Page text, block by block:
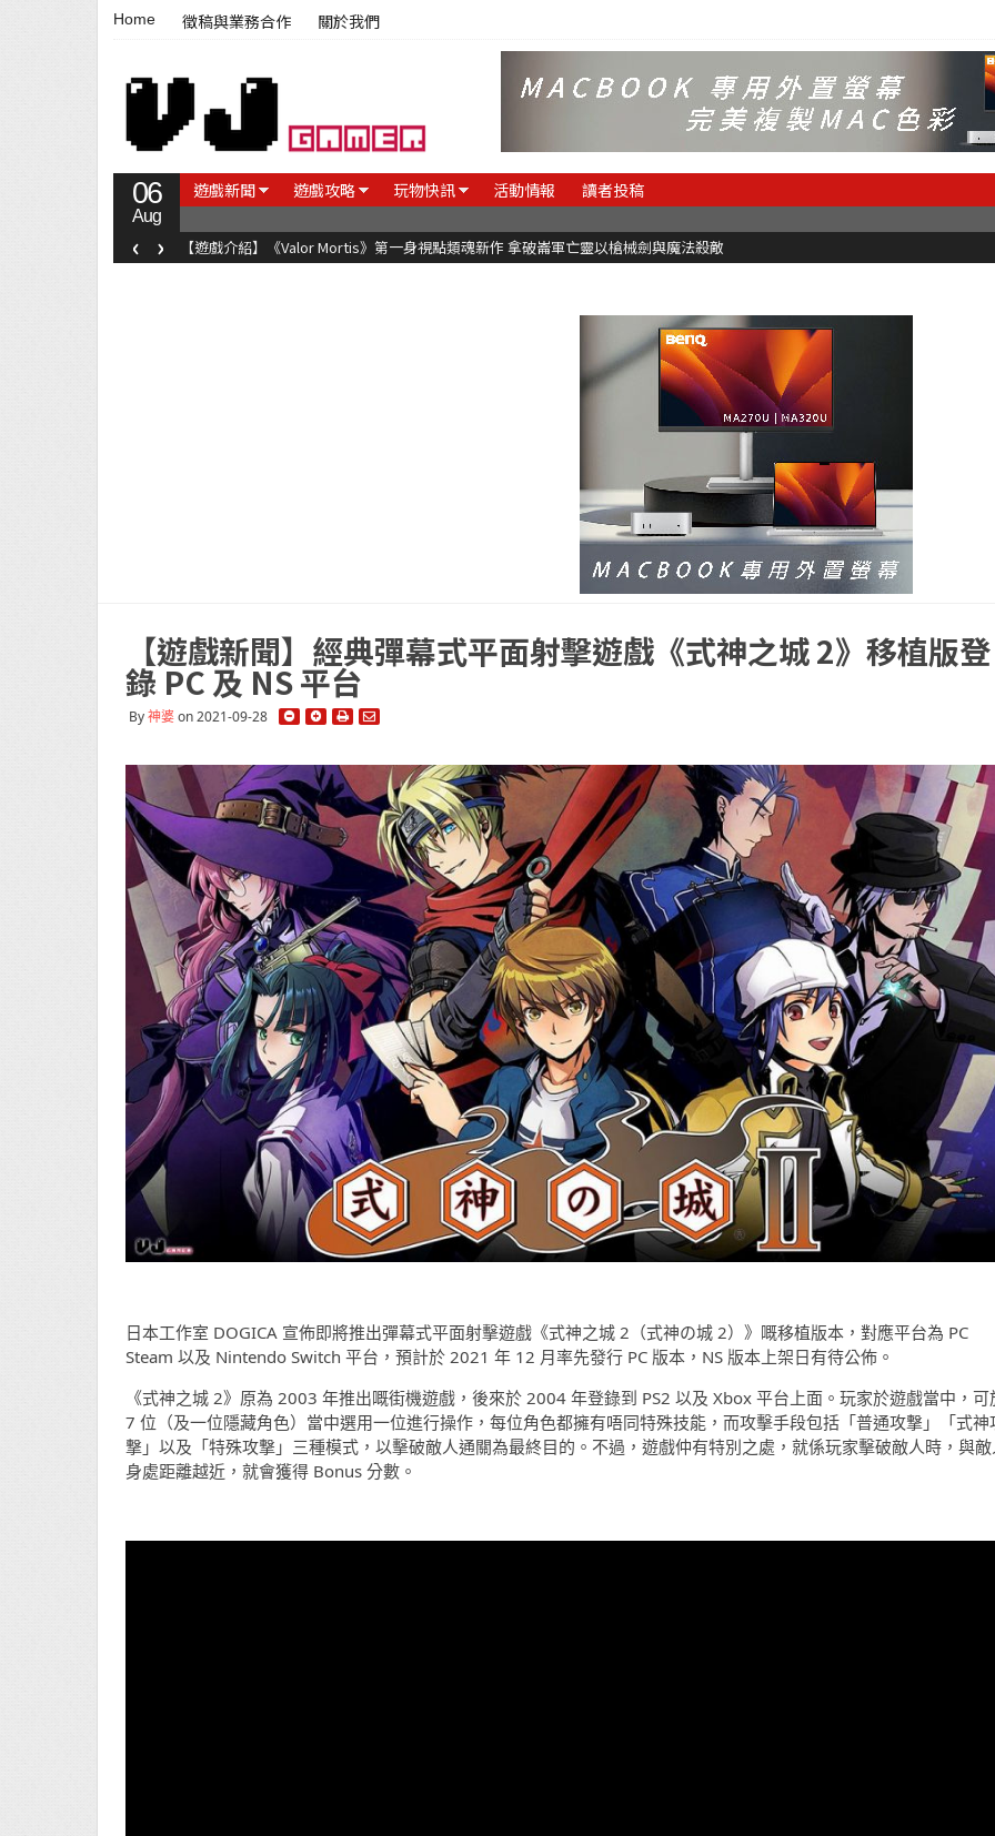
Home 徵稿與業務合作 關於我們
06
Aug
遊戲新聞 遊戲攻略 玩物快訊 活動情報 讀者投稿
【遊戲介紹】《Valor Mortis》第一身視點類魂新作 拿破崙軍亡靈以槍械劍與魔法殺敵
‹ ›
【遊戲新聞】經典彈幕式平面射擊遊戲《式神之城 2》移植版登
錄 PC 及 NS 平台
By神婆on 2021-09-28
日本工作室 DOGICA 宣佈即將推出彈幕式平面射擊遊戲《式神之城 2（式神の城 2）》嘅移植版本，對應平台為 PC
Steam 以及 Nintendo Switch 平台，預計於 2021 年 12 月率先發行 PC 版本，NS 版本上架日有待公佈。
《式神之城 2》原為 2003 年推出嘅街機遊戲，後來於 2004 年登錄到 PS2 以及 Xbox 平台上面。玩家於遊戲當中，可
7 位（及一位隱藏角色）當中選用一位進行操作，每位角色都擁有唔同特殊技能，而攻擊手段包括「普通攻撃」「式神
撃」以及「特殊攻撃」三種模式，以擊破敵人通關為最終目的。不過，遊戲仲有特別之處，就係玩家擊破敵人時，與
身處距離越近，就會獲得 Bonus 分數。